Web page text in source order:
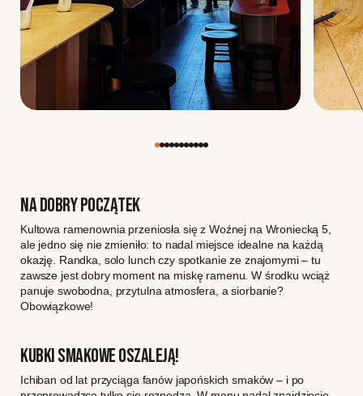
NA DOBRY POCZĄTEK
Kultowa ramenownia przeniosła się z Woźnej na Wroniecką 5,
ale jedno się nie zmieniło: to nadal miejsce idealne na każdą
okazję. Randka, solo lunch czy spotkanie ze znajomymi – tu
zawsze jest dobry moment na miskę ramenu. W środku wciąż
panuje swobodna, przytulna atmosfera, a siorbanie?
Obowiązkowe!
KUBKI SMAKOWE OSZALEJĄ!
Ichiban od lat przyciąga fanów japońskich smaków – i po